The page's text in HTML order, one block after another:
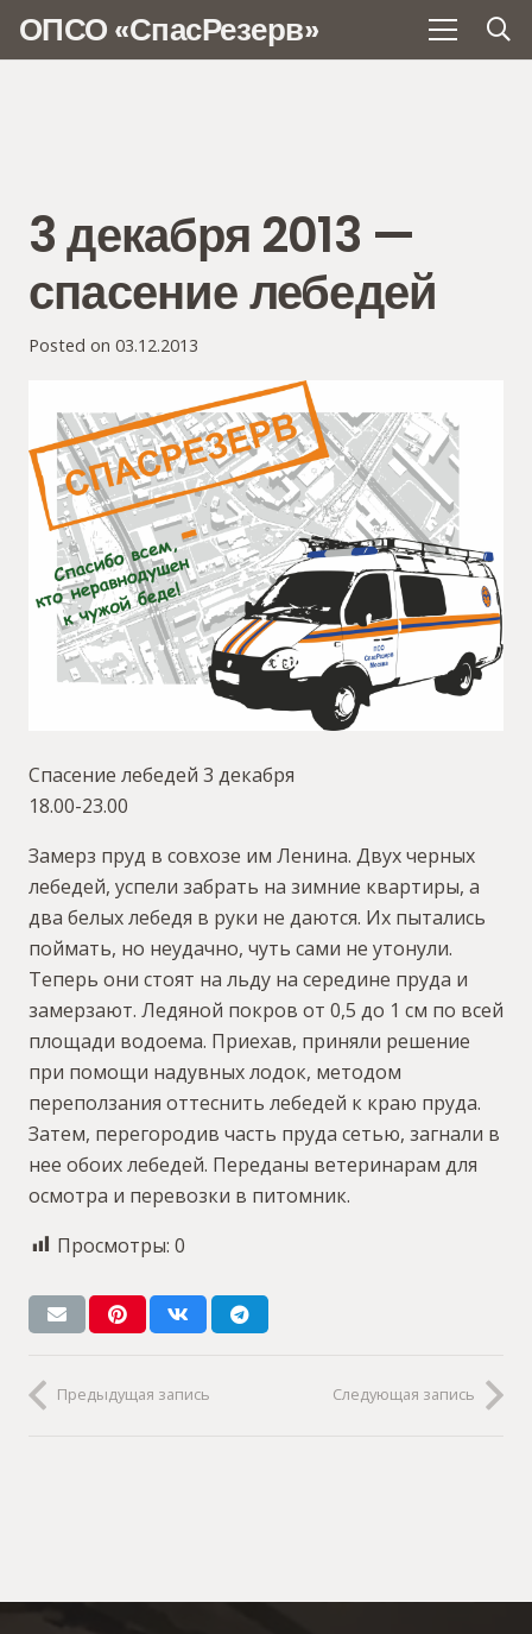
ОПСО «СпасРезерв»
3 декабря 2013 —
спасение лебедей
Posted on 03.12.2013
Спасение лебедей 3 декабря
18.00-23.00
Замерз пруд в совхозе им Ленина. Двух черных
лебедей, успели забрать на зимние квартиры, а
два белых лебедя в руки не даются. Их пытались
поймать, но неудачно, чуть сами не утонули.
Теперь они стоят на льду на середине пруда и
замерзают. Ледяной покров от 0,5 до 1 см по всей
площади водоема. Приехав, приняли решение
при помощи надувных лодок, методом
переползания оттеснить лебедей к краю пруда.
Затем, перегородив часть пруда сетью, загнали в
нее обоих лебедей. Переданы ветеринарам для
осмотра и перевозки в питомник.
Просмотры: 0
Предыдущая запись Следующая запись